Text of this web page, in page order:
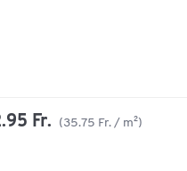
Fr. (35.75 Fr. / m²)